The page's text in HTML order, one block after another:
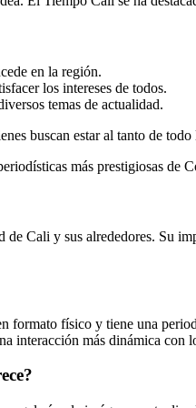
en la región.
los intereses de todos.
temas de actualidad.
buscan estar al tanto de
más prestigiosas de
Cali y sus alrededores. Su
formato físico y tiene una
interacción más dinámica con